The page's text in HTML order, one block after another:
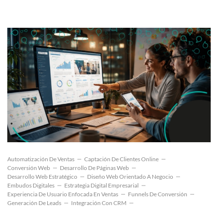
Automatización De Ventas
Captación De Clientes Online
Conversión Web
Desarrollo De Páginas Web
Desarrollo Web Estratégico
Diseño Web Orientado A Negocio
Embudos Digitales
Estrategia Digital Empresarial
Experiencia De Usuario Enfocada En Ventas
Funnels De Conversión
Generación De Leads
Integración Con CRM